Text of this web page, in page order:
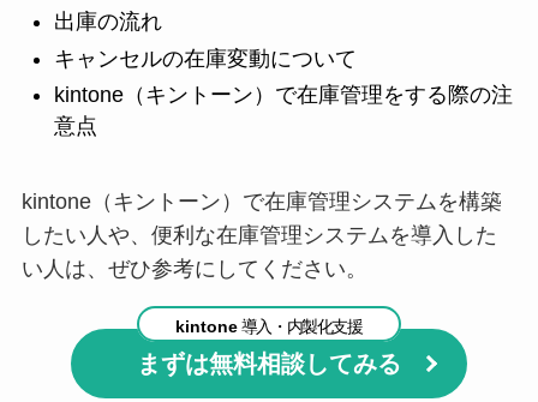
出庫の流れ
キャンセルの在庫変動について
kintone（キントーン）で在庫管理をする際の注
意点
kintone（キントーン）で在庫管理システムを構築
したい人や、便利な在庫管理システムを導入した
い人は、ぜひ参考にしてください。
kintone導入・内製化支援
まずは無料相談してみる